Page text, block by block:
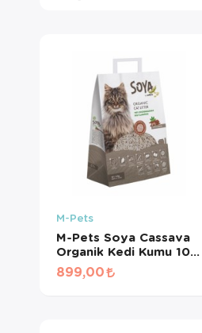
M-Pets
M-Pets Soya Cassava
Organik Kedi Kumu 10
Lt
899,00